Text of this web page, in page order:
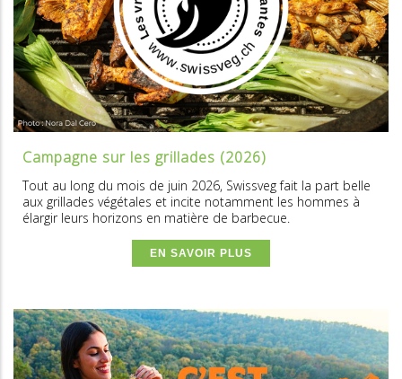
Campagne sur les grillades (2026)
Tout au long du mois de juin 2026, Swissveg fait la part belle
aux grillades végétales et incite notamment les hommes à
élargir leurs horizons en matière de barbecue.
EN SAVOIR PLUS